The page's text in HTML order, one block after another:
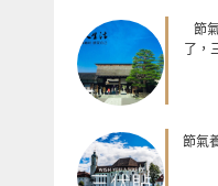
節
了，
節氣